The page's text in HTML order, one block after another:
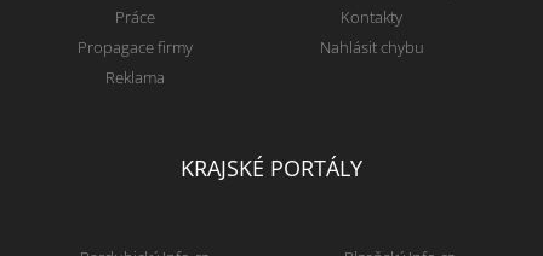
Práce
Propagace firmy
Reklama
Kontakty
Nahlásit chybu
KRAJSKÉ PORTÁLY